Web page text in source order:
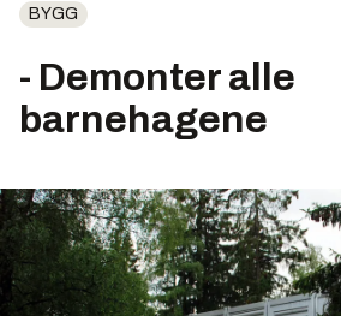
BYGG
- Demonter alle
barnehagene